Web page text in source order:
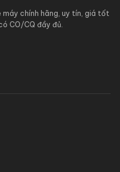
chính hãng, uy tín, giá tốt
CO/CQ đầy đủ.